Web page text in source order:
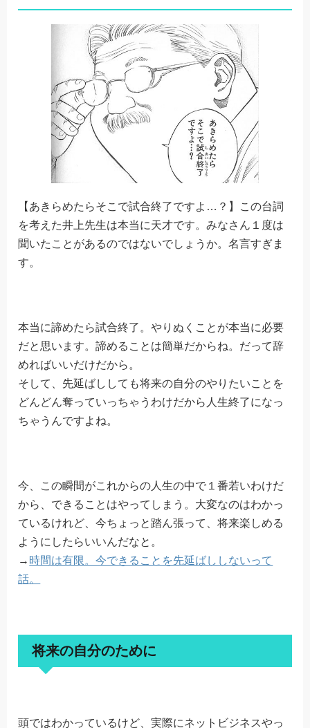
【あきらめたらそこで試合終了ですよ…？】この台詞
を考えた井上先生は本当に天才です。みなさん１度は
聞いたことがあるのではないでしょうか。名言すぎま
す。
本当に諦めたら試合終了。やりぬくことが本当に必要
だと思います。諦めることは簡単だからね。だって辞
めればいいだけだから。
そして、先延ばししても将来の自分のやりたいことを
どんどん奪っていっちゃうわけだから人生終了になっ
ちゃうんですよね。
今、この瞬間がこれからの人生の中で１番若いわけだ
から、できることはやってしまう。大変なのはわかっ
ているけれど、今ちょっと踏ん張って、将来楽しめる
ようにしたらいいんだなと。
→ 時間は有限。今できることを先延ばししないって
話。
将来の自分のために
頭ではわかっているけど、実際にネットビジネスやっ